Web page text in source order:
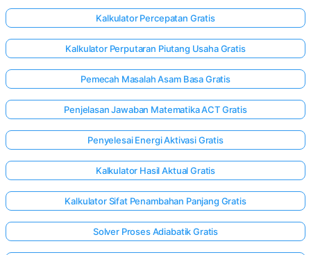
Kalkulator Percepatan Gratis
Kalkulator Perputaran Piutang Usaha Gratis
Pemecah Masalah Asam Basa Gratis
Penjelasan Jawaban Matematika ACT Gratis
Penyelesai Energi Aktivasi Gratis
Kalkulator Hasil Aktual Gratis
Kalkulator Sifat Penambahan Panjang Gratis
Solver Proses Adiabatik Gratis